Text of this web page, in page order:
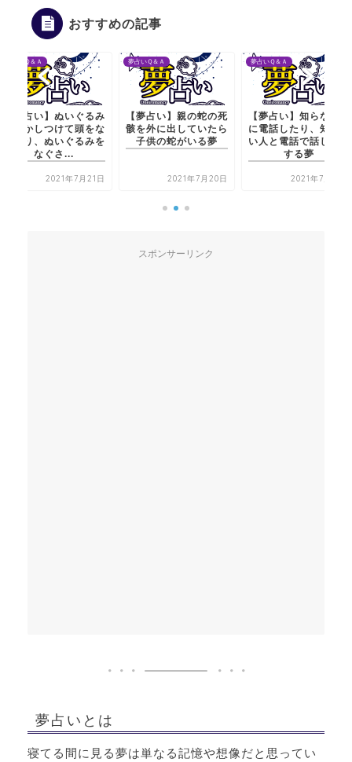
おすすめの記事
夢占いＱ＆Ａ
【夢占い】ぬいぐるみ
を寝かしつけて頭をな
でたり、ぬいぐるみを
なぐさ...
2021年7月21日
夢占いＱ＆Ａ
【夢占い】親の蛇の死
骸を外に出していたら
子供の蛇がいる夢
2021年7月20日
夢占いＱ＆Ａ
【夢占い】知らない人
に電話したり、知らな
い人と電話で話したり
する夢
2021年7月21日
スポンサーリンク
夢占いとは
寝てる間に見る夢は単なる記憶や想像だと思ってい